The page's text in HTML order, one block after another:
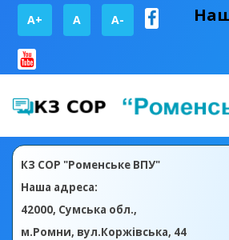
A+ А A-
КЗ СОР "Роменське ВПУ"
Наша адреса:
42000, Сумська обл.,
м.Ромни, вул.Коржівська, 44